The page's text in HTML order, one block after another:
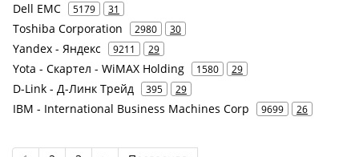
Dell EMC 5179 31
Toshiba Corporation 2980 30
Yandex - Яндекс 9211 29
Yota - Скартел - WiMAX Holding 1580 29
D-Link - Д-Линк Трейд 395 29
IBM - International Business Machines Corp 9699 26